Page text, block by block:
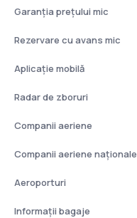
Garanția prețului mic
Rezervare cu avans mic
Aplicație mobilă
Radar de zboruri
Companii aeriene
Companii aeriene naţionale
Aeroporturi
Informații bagaje